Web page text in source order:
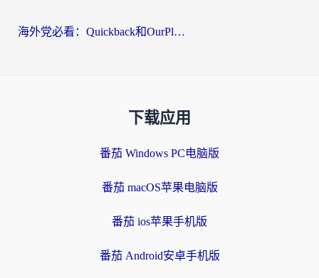
海外党必看：Quickback和OurPlay好用吗？3分钟选对回国加速器，无缝刷剧玩游戏
下载应用
番茄 Windows PC电脑版
番茄 macOS苹果电脑版
番茄 ios苹果手机版
番茄 Android安卓手机版